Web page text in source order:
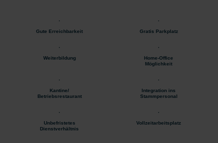
Gute Erreichbarkeit Gratis Parkplatz
Weiterbildung
Home-Office
Möglichkeit
Kantine/
Betriebsrestaurant
Integration ins
Stammpersonal
Unbefristetes
Dienstverhältnis
Vollzeitarbeitsplatz